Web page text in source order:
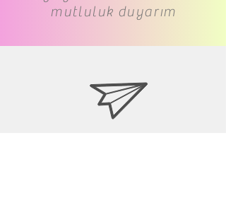
mutluluk duyarım